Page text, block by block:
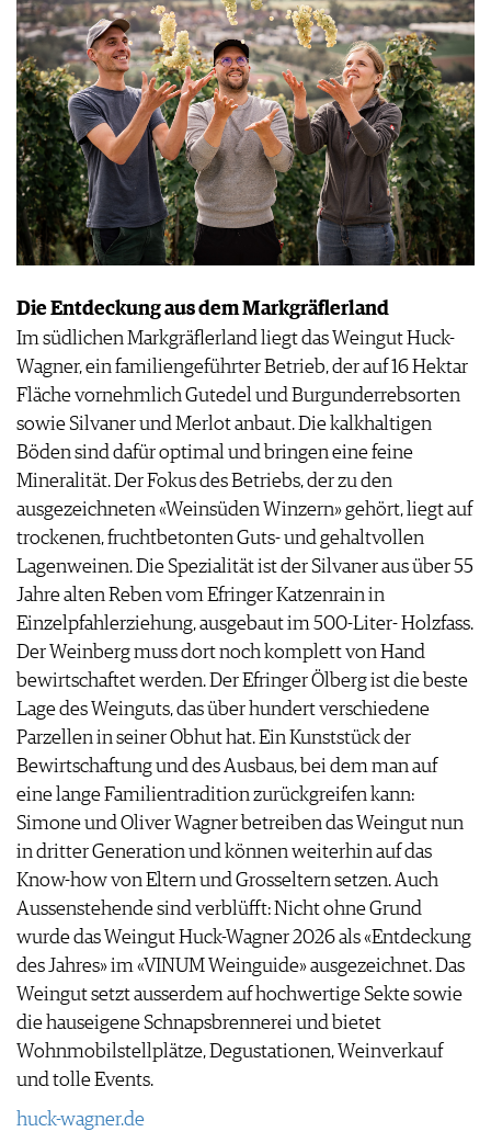
Die Entdeckung aus dem Markgräflerland
Im südlichen Markgräflerland liegt das Weingut Huck-
Wagner, ein familiengeführter Betrieb, der auf 16 Hektar
Fläche vornehmlich Gutedel und Burgunderrebsorten
sowie Silvaner und Merlot anbaut. Die kalkhaltigen
Böden sind dafür optimal und bringen eine feine
Mineralität. Der Fokus des Betriebs, der zu den
ausgezeichneten «Weinsüden Winzern» gehört, liegt auf
trockenen, fruchtbetonten Guts- und gehaltvollen
Lagenweinen. Die Spezialität ist der Silvaner aus über 55
Jahre alten Reben vom Efringer Katzenrain in
Einzelpfahlerziehung, ausgebaut im 500-Liter- Holzfass.
Der Weinberg muss dort noch komplett von Hand
bewirtschaftet werden. Der Efringer Ölberg ist die beste
Lage des Weinguts, das über hundert verschiedene
Parzellen in seiner Obhut hat. Ein Kunststück der
Bewirtschaftung und des Ausbaus, bei dem man auf
eine lange Familientradition zurückgreifen kann:
Simone und Oliver Wagner betreiben das Weingut nun
in dritter Generation und können weiterhin auf das
Know-how von Eltern und Grosseltern setzen. Auch
Aussen­stehende sind verblüfft: Nicht ohne Grund
wurde das Weingut Huck-Wagner 2026 als «Entdeckung
des Jahres» im «VINUM Weinguide» ausgezeichnet. Das
Weingut setzt ausserdem auf hochwertige Sekte sowie
die hauseigene Schnapsbrennerei und bietet
Wohnmobilstellplätze, Degustationen, Weinverkauf
und tolle Events.
huck-wagner.de